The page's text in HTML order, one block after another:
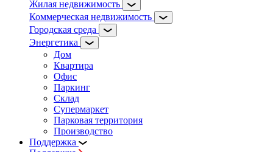
Жилая недвижимость
Коммерческая недвижимость
Городская среда
Энергетика
Дом
Квартира
Офис
Паркинг
Склад
Супермаркет
Парковая территория
Производство
Поддержка